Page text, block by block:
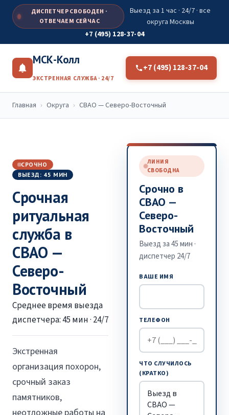
ДИСПЕТЧЕР СВОБОДЕН ·
ОТВЕЧАЕМ СЕЙЧАС
Выезд за 1 час · 24/7 · все
округа Москвы
+7 (495) 128-37-04
МСК-Колл
ЭКСТРЕННАЯ СЛУЖБА · 24/7
+7 (495) 128-37-04
Главная › Округа › СВАО — Северо-Восточный
СРОЧНО
ВЫЕЗД: 45 МИН
Срочная
ритуальная
служба в
СВАО —
Северо-
Восточный
Среднее время выезда
диспетчера: 45 мин · 24/7
Экстренная
организация похорон,
срочный заказ
памятников,
ЛИНИЯ
СВОБОДНА
Срочно в
СВАО —
Северо-
Восточный
Выезд за 45 мин ·
диспетчер 24/7
ВАШЕ ИМЯ
ТЕЛЕФОН
ЧТО СЛУЧИЛОСЬ
(КРАТКО)